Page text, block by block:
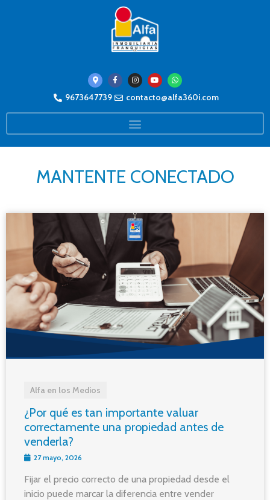
9673647739 contacto@alfa360i.com
MANTENTE CONECTADO
Alfa en los Medios
¿Por qué es tan importante valuar
correctamente una propiedad antes de
venderla?
27 mayo, 2026
Fijar el precio correcto de una propiedad desde el
inicio puede marcar la diferencia entre vender